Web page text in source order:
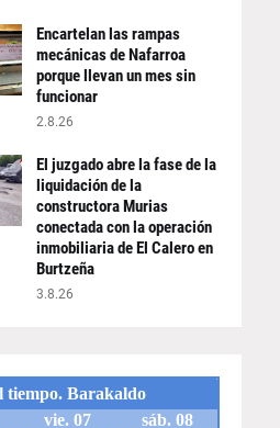
Encartelan las rampas
mecánicas de Nafarroa
porque llevan un mes sin
funcionar
2.8.26
El juzgado abre la fase de la
liquidación de la
constructora Murias
conectada con la operación
inmobiliaria de El Calero en
Burtzeña
3.8.26